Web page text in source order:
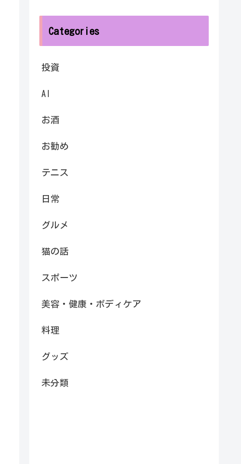
Categories
投資
AI
お酒
お勧め
テニス
日常
グルメ
猫の話
スポーツ
美容・健康・ボディケア
料理
グッズ
未分類